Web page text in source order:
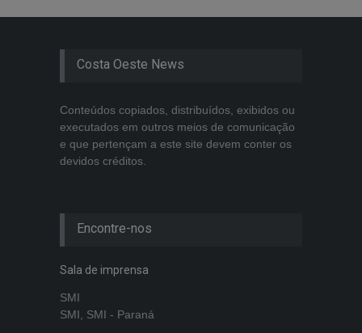
Costa Oeste News
Conteúdos copiados, distribuídos, exibidos ou
executados em outros meios de comunicação
e que pertençam a este site devem conter os
devidos créditos.
Encontre-nos
Sala de imprensa
SMI
SMI, SMI - Paraná